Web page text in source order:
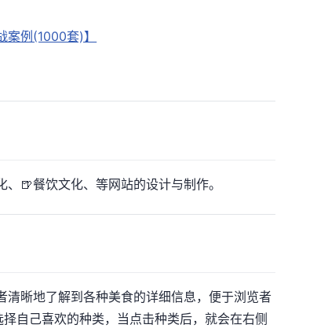
例(1000套)】
🍺餐饮文化、等网站的设计与制作。
晰地了解到各种美食的详细信息，便于浏览者
自己喜欢的种类，当点击种类后，就会在右侧